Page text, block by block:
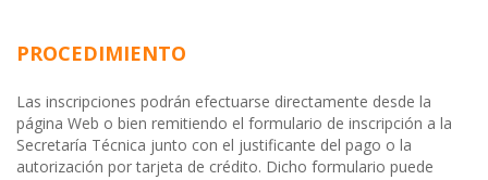
PROCEDIMIENTO
Las inscripciones podrán efectuarse directamente desde la
página Web o bien remitiendo el formulario de inscripción a la
Secretaría Técnica junto con el justificante del pago o la
autorización por tarjeta de crédito. Dicho formulario puede